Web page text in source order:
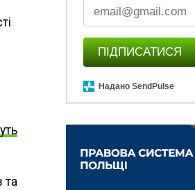
та
ПІДПИСАТИСЯ
Надано SendPulse